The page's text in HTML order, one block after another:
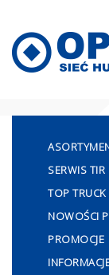
SERWIS TIR
TOP TRUCK
NOWOŚCI
PROMOCJE